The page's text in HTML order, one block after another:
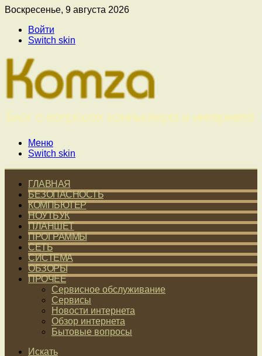
Воскресенье, 9 августа 2026
Войти
Switch skin
Меню
Switch skin
ГЛАВНАЯ
БЕЗОПАСНОСТЬ
КОМПЬЮТЕР
НОУТБУК
ПЛАНШЕТ
ПРОГРАММЫ
СЕТЬ
СИСТЕМА
ОБЗОРЫ
ПРОЧЕЕ
Сервисное обслуживание
Сервисы
Новости интернета
Обзор интернета
Бытовые вопросы
Искать